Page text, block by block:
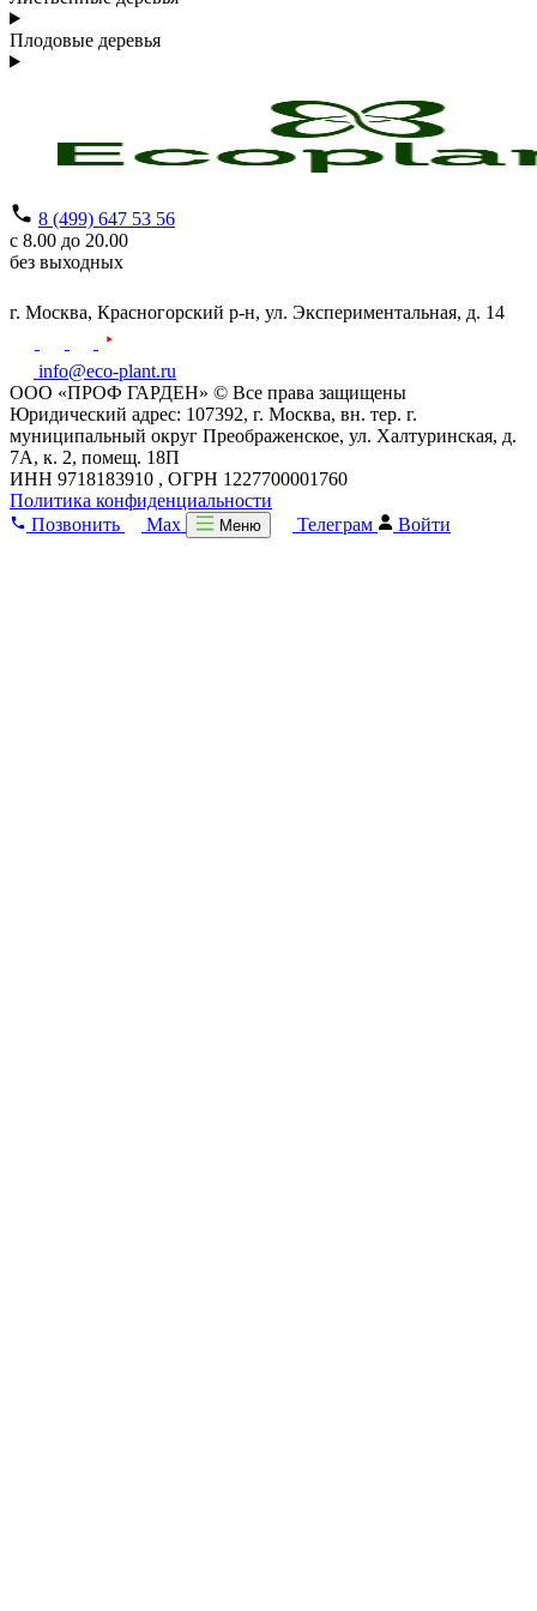
Плодовые деревья
8 (499) 647 53 56
с 8.00 до 20.00
без выходных
г. Москва, Красногорский р-н, ул. Экспериментальная, д. 14
info@eco-plant.ru
ООО «ПРОФ ГАРДЕН» © Все права защищены
Юридический адрес: 107392, г. Москва, вн. тер. г.
муниципальный округ Преображенское, ул. Халтуринская, д.
7А, к. 2, помещ. 18П
ИНН 9718183910 , ОГРН 1227700001760
Политика конфиденциальности
Позвонить
Max Меню Телеграм Войти